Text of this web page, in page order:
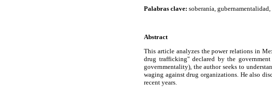
Palabras clave: soberanía,
Abstract
This article analyzes the power relations in
drug trafficking" declared by the
governmentality), the author seeks to
waging against drug organizations. He also
recent years.